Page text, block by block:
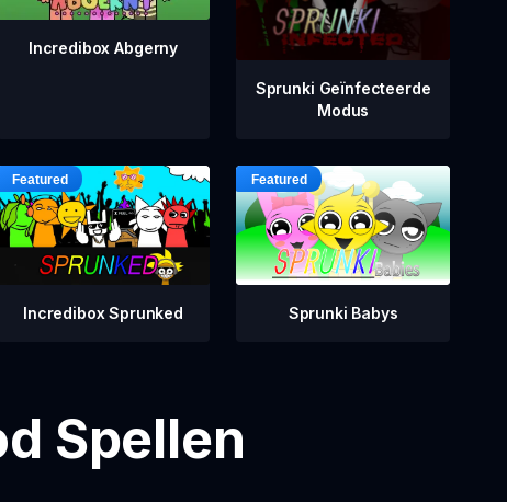
Incredibox Abgerny
Sprunki Geïnfecteerde
Modus
Incredibox Sprunked Sprunki Babys
Spellen